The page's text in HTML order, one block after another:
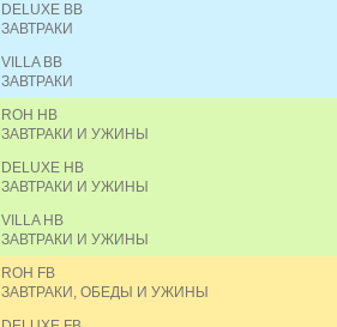
PATTAYA DISCOVERY
DELUXE BB
ЗАВТРАКИ
VILLA BB
ЗАВТРАКИ
ROH HB
ЗАВТРАКИ И УЖИНЫ
DELUXE HB
ЗАВТРАКИ И УЖИНЫ
VILLA HB
ЗАВТРАКИ И УЖИНЫ
ROH FB
ЗАВТРАКИ, ОБЕДЫ И УЖИНЫ